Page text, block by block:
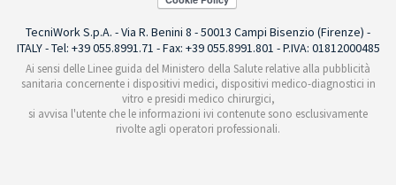
TecniWork S.p.A. - Via R. Benini 8 - 50013 Campi Bisenzio (Firenze) -
ITALY - Tel: +39 055.8991.71 - Fax: +39 055.8991.801 - P.IVA: 01812000485
Ai sensi delle Linee guida del Ministero della Salute relative alla pubblicità
sanitaria concernente i dispositivi medici, dispositivi medico-diagnostici in
vitro e presidi medico chirurgici,
si avvisa l'utente che le informazioni ivi contenute sono esclusivamente
rivolte agli operatori professionali.